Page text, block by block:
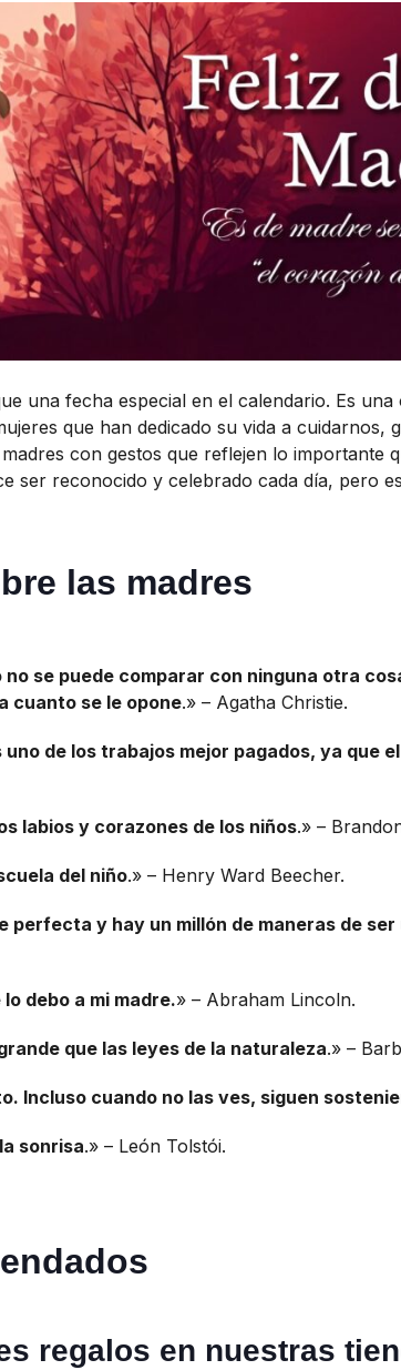
una fecha especial en el calendario. Es
que han dedicado su vida a cuidarnos,
con gestos que reflejen lo importante
ser reconocido y celebrado cada día, pero
las madres
no se puede comparar con ninguna otra
cuanto se le opone.» – Agatha Christie.
de los trabajos mejor pagados, ya que
labios y corazones de los niños.» –
del niño.» – Henry Ward Beecher.
perfecta y hay un millón de maneras de
debo a mi madre.» – Abraham Lincoln.
que las leyes de la naturaleza.» –
Incluso cuando no las ves, siguen
sonrisa.» – León Tolstói.
regalos en nuestras